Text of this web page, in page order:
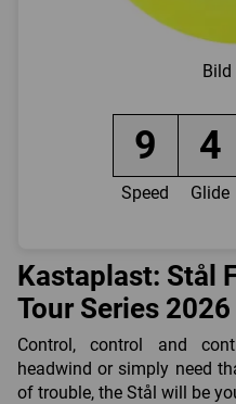
Bild
9 4
Speed Glide
Kastaplast: Stål
Tour Series
Control, control and
headwind or simply need
of trouble, the Stål will be